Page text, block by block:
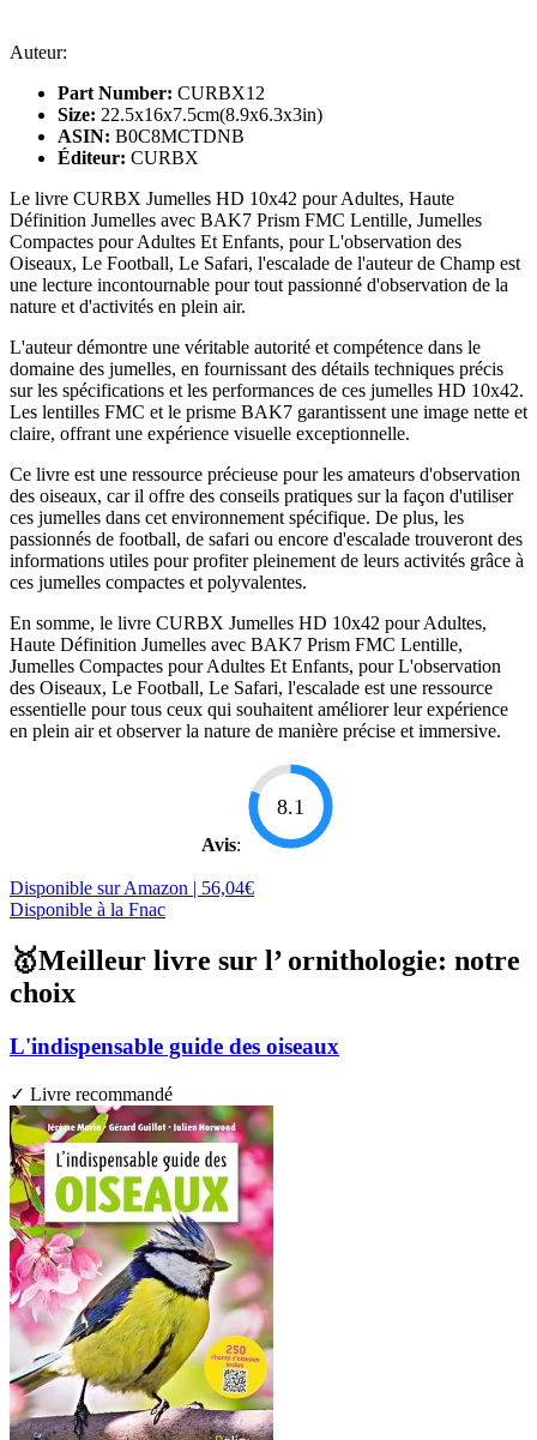
Auteur:
Part Number: CURBX12
Size: 22.5x16x7.5cm(8.9x6.3x3in)
ASIN: B0C8MCTDNB
Éditeur: CURBX
Le livre CURBX Jumelles HD 10x42 pour Adultes, Haute
Définition Jumelles avec BAK7 Prism FMC Lentille, Jumelles
Compactes pour Adultes Et Enfants, pour L'observation des
Oiseaux, Le Football, Le Safari, l'escalade de l'auteur de Champ est
une lecture incontournable pour tout passionné d'observation de la
nature et d'activités en plein air.
L'auteur démontre une véritable autorité et compétence dans le
domaine des jumelles, en fournissant des détails techniques précis
sur les spécifications et les performances de ces jumelles HD 10x42.
Les lentilles FMC et le prisme BAK7 garantissent une image nette et
claire, offrant une expérience visuelle exceptionnelle.
Ce livre est une ressource précieuse pour les amateurs d'observation
des oiseaux, car il offre des conseils pratiques sur la façon d'utiliser
ces jumelles dans cet environnement spécifique. De plus, les
passionnés de football, de safari ou encore d'escalade trouveront des
informations utiles pour profiter pleinement de leurs activités grâce à
ces jumelles compactes et polyvalentes.
En somme, le livre CURBX Jumelles HD 10x42 pour Adultes,
Haute Définition Jumelles avec BAK7 Prism FMC Lentille,
Jumelles Compactes pour Adultes Et Enfants, pour L'observation
des Oiseaux, Le Football, Le Safari, l'escalade est une ressource
essentielle pour tous ceux qui souhaitent améliorer leur expérience
en plein air et observer la nature de manière précise et immersive.
Avis:
8.1
Disponible sur Amazon | 56,04€
Disponible à la Fnac
🥇Meilleur livre sur l’ ornithologie: notre
choix
L'indispensable guide des oiseaux
✓ Livre recommandé